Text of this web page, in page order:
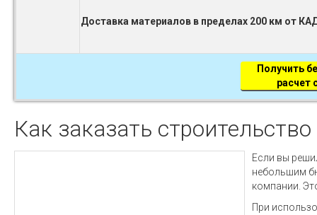
Доставка материалов в пределах 200 км от
Получить
расчет
Как заказать строительство
Если вы
небольшим
компании.
При